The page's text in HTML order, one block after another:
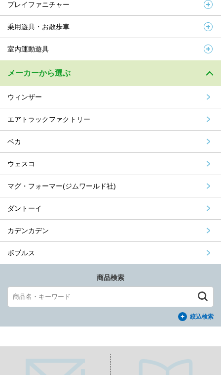
プレイファニチャー
乗用遊具・お散歩車
室内運動遊具
メーカーから選ぶ
ウィンザー
エアトラックファクトリー
ベカ
ウェスコ
マグ・フォーマー(ジムワールド社)
ダントーイ
カデンカデン
ボブルス
商品検索
絞込検索